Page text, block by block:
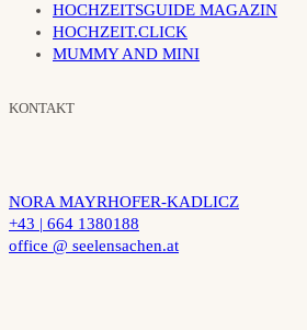
HOCHZEITSGUIDE MAGAZIN
HOCHZEIT.CLICK
MUMMY AND MINI
KONTAKT
NORA MAYRHOFER-KADLICZ
+43 | 664 1380188
office @ seelensachen.at